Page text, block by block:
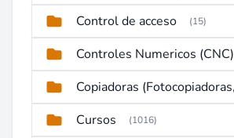
Control de acceso (15)
Controles Numericos (CNC)
Cursos (1016)